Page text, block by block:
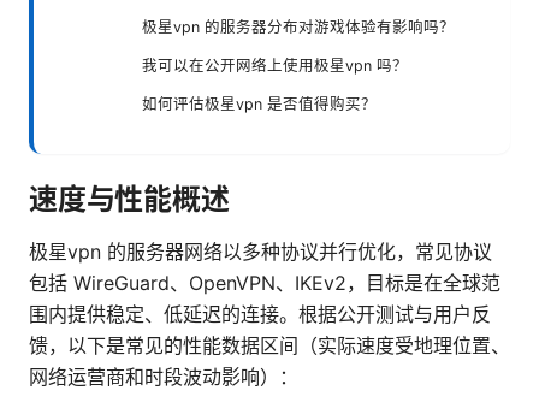
极星vpn 的服务器分布对游戏体验有影响吗？
我可以在公开网络上使用极星vpn 吗？
如何评估极星vpn 是否值得购买？
速度与性能概述
极星vpn 的服务器网络以多种协议并行优化，常见协议
包括 WireGuard、OpenVPN、IKEv2，目标是在全球范
围内提供稳定、低延迟的连接。根据公开测试与用户反
馈，以下是常见的性能数据区间（实际速度受地理位置、
网络运营商和时段波动影响）：